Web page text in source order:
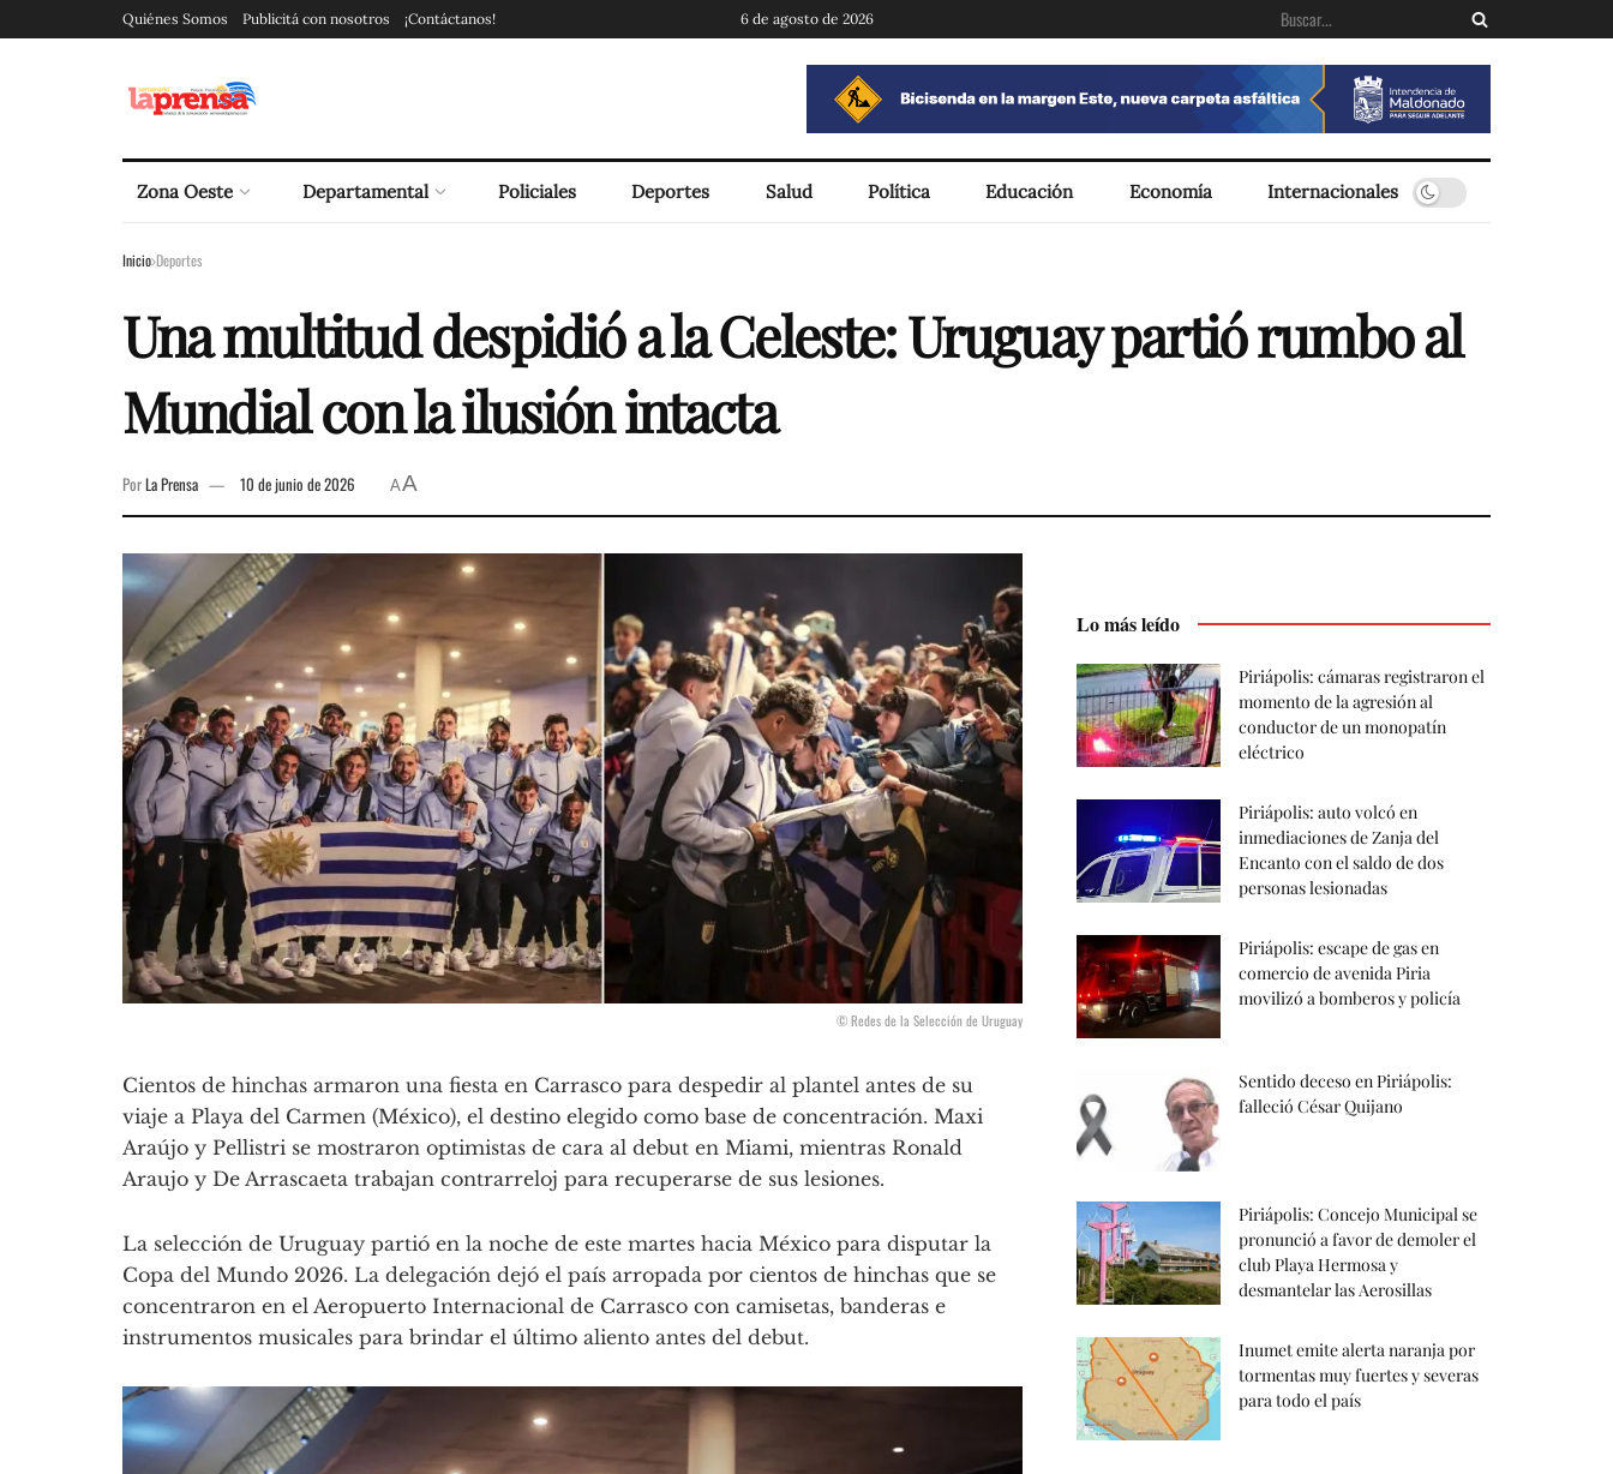
Quiénes Somos Publicitá con nosotros ¡Contáctanos! 6 de agosto de 2026
Zona Oeste Departamental Policiales Deportes Salud Política Educación Economía Internacionales
Inicio Deportes
Una multitud despidió a la Celeste: Uruguay partió rumbo al
Mundial con la ilusión intacta
PorLa Prensa 10 de junio de 2026 AA
© Redes de la Selección de Uruguay
Cientos de hinchas armaron una fiesta en Carrasco para despedir al plantel antes de su
viaje a Playa del Carmen (México), el destino elegido como base de concentración. Maxi
Araújo y Pellistri se mostraron optimistas de cara al debut en Miami, mientras Ronald
Araujo y De Arrascaeta trabajan contrarreloj para recuperarse de sus lesiones.
La selección de Uruguay partió en la noche de este martes hacia México para disputar la
Copa del Mundo 2026. La delegación dejó el país arropada por cientos de hinchas que se
concentraron en el Aeropuerto Internacional de Carrasco con camisetas, banderas e
instrumentos musicales para brindar el último aliento antes del debut.
Lo más leído
Piriápolis: cámaras registraron el
momento de la agresión al
conductor de un monopatín
eléctrico
Piriápolis: auto volcó en
inmediaciones de Zanja del
Encanto con el saldo de dos
personas lesionadas
Piriápolis: escape de gas en
comercio de avenida Piria
movilizó a bomberos y policía
Sentido deceso en Piriápolis:
falleció César Quijano
Piriápolis: Concejo Municipal se
pronunció a favor de demoler el
club Playa Hermosa y
desmantelar las Aerosillas
Inumet emite alerta naranja por
tormentas muy fuertes y severas
para todo el país